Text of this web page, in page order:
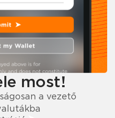
most!
a vezető